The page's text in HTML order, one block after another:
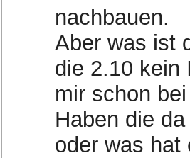
nachbauen.
Aber was ist
die 2.10 kein
mir schon
Haben die
oder was hat